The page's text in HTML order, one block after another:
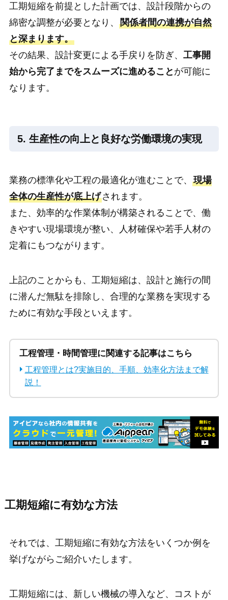
工期短縮を前提とした計画では、設計段階からの
綿密な調整が必要となり、 関係者間の連携が自然
と深まります。
その結果、設計変更による手戻りを防ぎ、 工事開
始から完了までをスムーズに進めること が可能に
なります。
5. 生産性の向上と良好な労働環境の実現
業務の標準化や工程の最適化が進むことで、 現場
全体の生産性が底上げされます。
また、効率的な作業体制が構築されることで、働
きやすい現場環境が整い、人材確保や若手人材の
定着にもつながります。
上記のことからも、工期短縮は、設計と施行の間
に潜んだ無駄を排除し、合理的な業務を実現する
ために有効な手段といえます。
工程管理・時間管理に関連する記事はこちら
工程管理とは?実施目的、手順、効率化方法まで解
説！
工期短縮に有効な方法
それでは、工期短縮に有効な方法をいくつか例を
挙げながらご紹介いたします。
工期短縮には、新しい機械の導入など、コストが